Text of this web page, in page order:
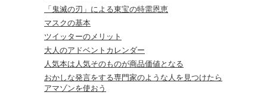
「鬼滅の刃」による東宝の特需恩恵
マスクの基本
ツイッターのメリット
大人のアドベントカレンダー
人気本は人気そのものが商品価値となる
おかしな発言をする専門家のような人を見つけたら
アマゾンを使おう